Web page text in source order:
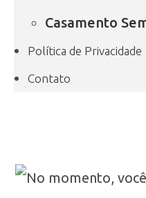
Casamento
Política de Privacidade
Contato